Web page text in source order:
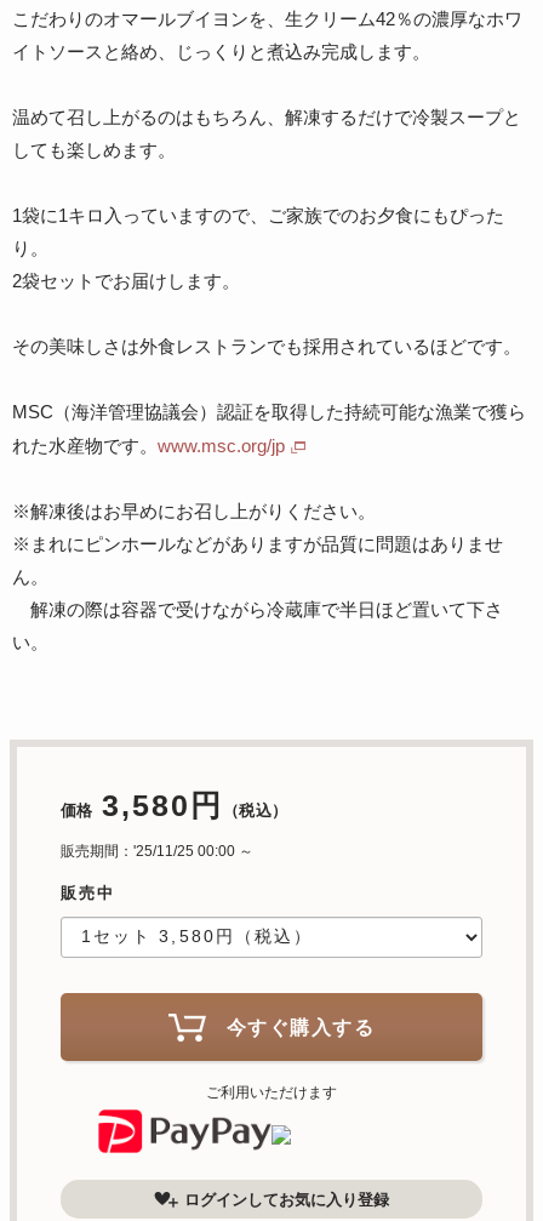
こだわりのオマールブイヨンを、生クリーム42％の濃厚なホワ
イトソースと絡め、じっくりと煮込み完成します。
温めて召し上がるのはもちろん、解凍するだけで冷製スープと
しても楽しめます。
1袋に1キロ入っていますので、ご家族でのお夕食にもぴった
り。
2袋セットでお届けします。
その美味しさは外食レストランでも採用されているほどです。
MSC（海洋管理協議会）認証を取得した持続可能な漁業で獲ら
れた水産物です。 www.msc.org/jp
※解凍後はお早めにお召し上がりください。
※まれにピンホールなどがありますが品質に問題はありませ
ん。
解凍の際は容器で受けながら冷蔵庫で半日ほど置いて下さ
い。
価格 3,580円 （税込）
販売期間：'25/11/25 00:00 ～
販売中
今すぐ購入する
ご利用いただけます
ログインしてお気に入り登録